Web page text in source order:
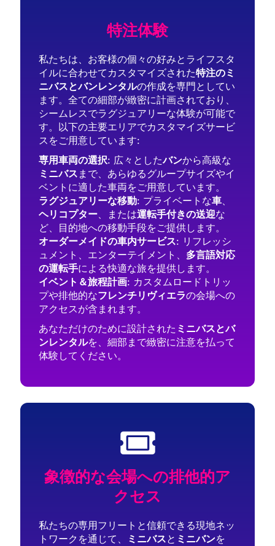
特注体験
私たちは、お客様の個々の好みとライフスタ
イルに合わせてカスタマイズされた特注のミ
ニバスとバンレンタルの作成を専門としてい
ます。全ての細部が緻密に計画されており、
シームレスでラグジュアリーな体験が可能で
す。以下の主要エリアでカスタマイズサービ
スをご用意しています:
専用車両の選択: 広々としたバンから高級な
ミニバス まで、あらゆるグループサイズやイ
ベントに適した車両をご用意しています。
ラグジュアリーな移動: プライベートな車、
ヘリコプター、または運転手付きの送迎な
ど、目的地への移動手段をご提供します。
オーダーメイドの車内サービス: リフレッシ
ュメント、エンターテイメント、 多言語対応
の運転手による快適な旅を提供します。
イベント＆旅程計画: カスタムロードトリッ
プや排他的なフレンチリヴィエラの会場への
アクセスが含まれます。
あなただけのために設計された ミニバスとバ
ンレンタルを、細部まで緻密に注意を払って
体験してください。
象徴的な会場への排他的ア
クセス
私たちの専用フリートと信頼できる現地ネッ
トワークを通じて、
ミニバスと ミニバンを